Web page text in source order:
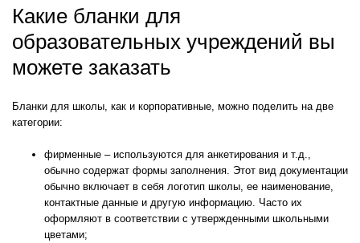
Какие бланки для
образовательных учреждений вы
можете заказать
Бланки для школы, как и корпоративные, можно поделить на две
категории:
фирменные – используются для анкетирования и т.д.,
обычно содержат формы заполнения. Этот вид документации
обычно включает в себя логотип школы, ее наименование,
контактные данные и другую информацию. Часто их
оформляют в соответствии с утвержденными школьными
цветами;